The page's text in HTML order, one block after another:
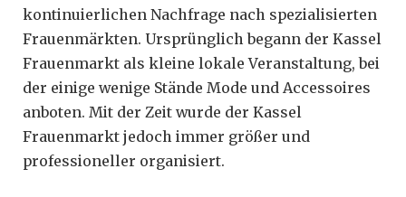
kontinuierlichen Nachfrage nach spezialisierten
Frauenmärkten. Ursprünglich begann der Kassel
Frauenmarkt als kleine lokale Veranstaltung, bei
der einige wenige Stände Mode und Accessoires
anboten. Mit der Zeit wurde der Kassel
Frauenmarkt jedoch immer größer und
professioneller organisiert.